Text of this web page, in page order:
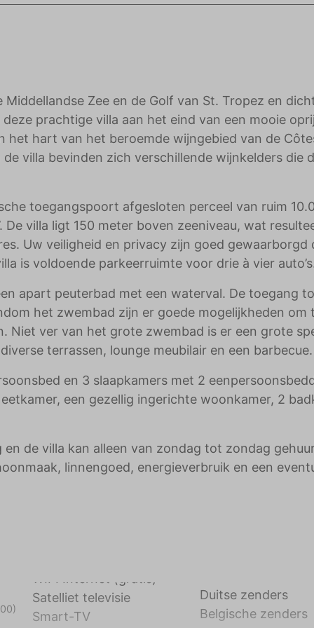
Zee en de Golf van St. Tropez en
prachtige villa aan het eind van een mooie
het hart van het beroemde wijngebied van de
villa bevinden zich verschillende wijnkelders die
toegangspoort afgesloten perceel van ruim
De villa ligt 150 meter boven zeeniveau, wat
Uw veiligheid en privacy zijn goed gewaarborgd
is voldoende parkeerruimte voor drie à vier
apart peuterbad met een waterval. De toegang
het zwembad zijn er goede mogelijkheden om
ver van het grote zwembad is er een grote
terrassen, lounge meubilair en een barbecue.
en 3 slaapkamers met 2
een gezellig ingerichte woonkamer, 2
de villa kan alleen van zondag tot zondag
linnengoed, energieverbruik en een
Satelliet televisie
Smart-TV
Duitse zenders
Belgische zenders